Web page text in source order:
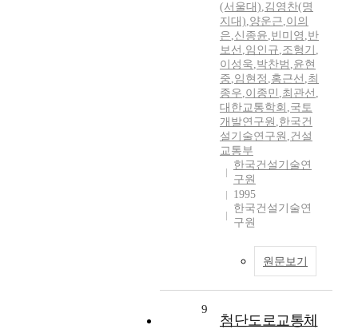
(서울대),김영찬(명
지대),양운근,이의
은,신종윤,빈미영 ,반
보선 ,임인규,조형기 ,
이성욱,박찬범 ,윤현
중,임현정 ,홍근선 ,최
종우,이종민 ,최관선 ,
대한교통학회 ,국토
개발연구원 ,한국건
설기술연구원 ,건설
교통부
한국건설기술연
구원
1995
한국건설기술연
구원
원문보기
9
첨단도로교통체